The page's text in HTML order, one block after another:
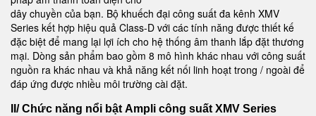
dây chuyền của bạn. Bộ khuếch đại công suất đa kênh XMV
Series kết hợp hiệu quả Class-D với các tính năng được thiết kế
đặc biệt để mang lại lợi ích cho hệ thống âm thanh lắp đặt thương
mại. Dòng sản phẩm bao gồm 8 mô hình khác nhau với công suất
nguồn ra khác nhau và khả năng kết nối linh hoạt trong / ngoài để
đáp ứng được nhiều môi trường cài đặt.
II/ Chức năng nổi bật Ampli công suất XMV Series